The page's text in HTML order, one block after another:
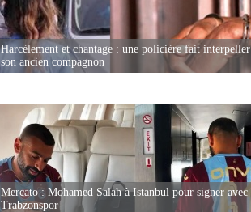
Harcèlement et chantage : une policière fait interpeller
son ancien compagnon
Mercato : Mohamed Salah à Istanbul pour signer avec
Trabzonspor